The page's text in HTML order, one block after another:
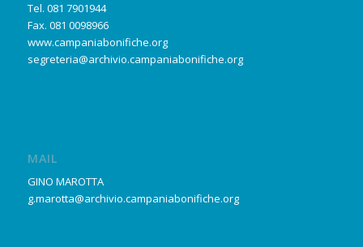
Tel. 081 7901944
Fax. 081 0098966
www.campaniabonifiche.org
segreteria@archivio.campaniabonifiche.org
MAIL
GINO MAROTTA
g.marotta@archivio.campaniabonifiche.org